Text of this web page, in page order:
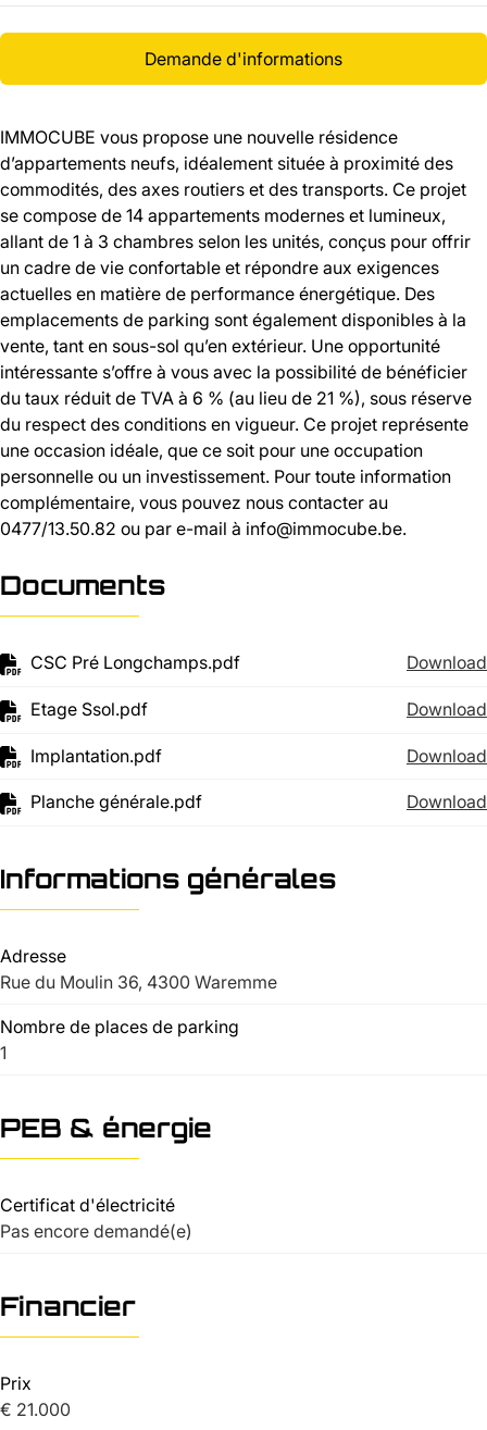
Demande d'informations
IMMOCUBE vous propose une nouvelle résidence
d’appartements neufs, idéalement située à proximité des
commodités, des axes routiers et des transports. Ce projet
se compose de 14 appartements modernes et lumineux,
allant de 1 à 3 chambres selon les unités, conçus pour offrir
un cadre de vie confortable et répondre aux exigences
actuelles en matière de performance énergétique. Des
emplacements de parking sont également disponibles à la
vente, tant en sous-sol qu’en extérieur. Une opportunité
intéressante s’offre à vous avec la possibilité de bénéficier
du taux réduit de TVA à 6 % (au lieu de 21 %), sous réserve
du respect des conditions en vigueur. Ce projet représente
une occasion idéale, que ce soit pour une occupation
personnelle ou un investissement. Pour toute information
complémentaire, vous pouvez nous contacter au
0477/13.50.82 ou par e-mail à info@immocube.be.
Documents
CSC Pré Longchamps.pdf Download
Etage Ssol.pdf Download
Implantation.pdf Download
Planche générale.pdf Download
Informations générales
Adresse
Rue du Moulin 36, 4300 Waremme
Nombre de places de parking
1
PEB & énergie
Certificat d'électricité
Pas encore demandé(e)
Financier
Prix
€ 21.000